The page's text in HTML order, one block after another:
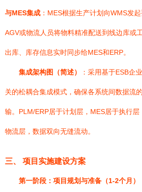
与MES集成 ：MES根据生产计划向WMS发
AGV或物流人员将物料精准配送到线边库或
出库、库存信息实时同步给MES和ERP。
集成架构图（简述） ：采用基于ESB企
关的松耦合集成模式，确保各系统间数据流
输。PLM/ERP居于计划层，MES居于执行
物流层，数据双向无缝流动。
三、 项目实施建设方案
第一阶段：项目规划与准备（1-2个月）